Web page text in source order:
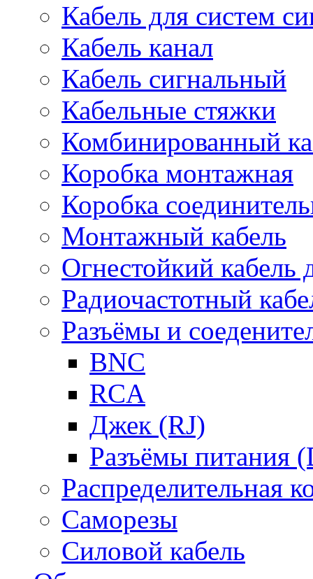
Кабель для систем
Кабель канал
Кабель сигнальный
Кабельные стяжки
Комбинированный
Коробка монтажная
Коробка
Монтажный кабель
Огнестойкий
Радиочастотный
Разъёмы и
BNC
RCA
Джек (RJ)
Разъёмы питания
Распределительная
Саморезы
Силовой кабель